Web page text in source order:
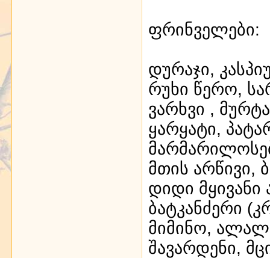
ფრინველები:
დურაჯი,
რუხი წერო,
ვარხვი ,
ყარყატი,
მთის არწივი,
დიდი მყივანი
ბატკანძერი
მიმინო,
შავარდენი,